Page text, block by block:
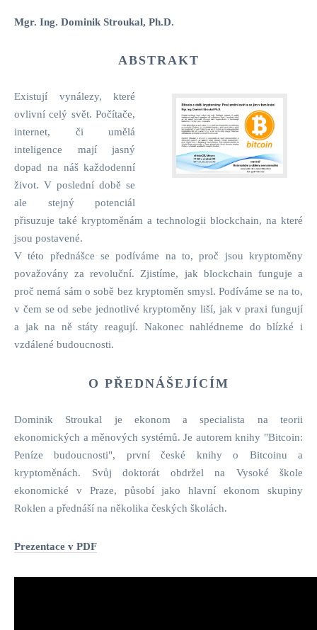
Mgr. Ing. Dominik Stroukal, Ph.D.
ABSTRAKT
Existují vynálezy, které
ovlivní celý svět. Počítače,
internet, či umělá
inteligence mají jasný
dopad na náš každodenní
život. V poslední době se
ale stejný potenciál
přisuzuje také kryptoměnám a technologii blockchain, na které
jsou postavené.
V této přednášce se podíváme na to, proč jsou kryptoměny
považovány za revoluční. Zjistíme, jak blockchain funguje a
proč nemá sám o sobě bez kryptoměn smysl. Podíváme se na to,
v čem se od sebe jednotlivé kryptoměny liší, jak v praxi fungují
a jak na ně státy reagují. Nakonec nahlédneme do blízké i
vzdálené budoucnosti.
O PŘEDNÁŠEJÍCÍM
Dominik Stroukal je ekonom a specialista na teorii
ekonomických a měnových systémů. Je autorem knihy "Bitcoin:
Peníze budoucnosti", první české knihy o Bitcoinu a
kryptoměnách. Svůj doktorát obdržel na Vysoké škole
ekonomické v Praze, působí jako hlavní ekonom skupiny
Roklen a přednáší na několika českých školách.
Prezentace v PDF